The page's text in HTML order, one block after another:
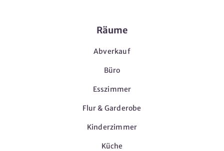
Räume
Abverkauf
Büro
Esszimmer
Flur & Garderobe
Kinderzimmer
Küche